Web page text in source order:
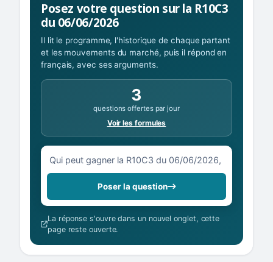
Posez votre question sur la R10C3
du 06/06/2026
Il lit le programme, l'historique de chaque partant
et les mouvements du marché, puis il répond en
français, avec ses arguments.
3
questions offertes par jour
Voir les formules
Votre question sur la R10C3 du 06/06/2026
Poser la question
La réponse s'ouvre dans un nouvel onglet, cette
page reste ouverte.